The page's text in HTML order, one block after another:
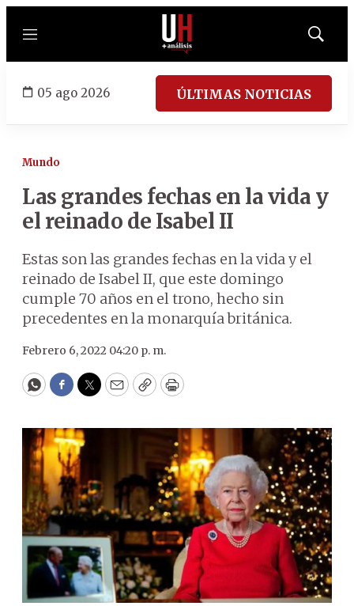
Menú
Mostrar
05 ago 2026 ÚLTIMAS NOTICIAS
Mundo
Las grandes fechas en la vida y
el reinado de Isabel II
Estas son las grandes fechas en la vida y el
reinado de Isabel II, que este domingo
cumple 70 años en el trono, hecho sin
precedentes en la monarquía británica.
Febrero 6, 2022 04:20 p. m.
WhatsApp
Facebook
Twitter
EmailCopyPrint